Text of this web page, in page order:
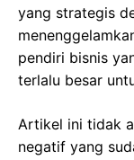
yang strategis
pendiri bisnis
terlalu besar
Artikel ini tidak
negatif yang